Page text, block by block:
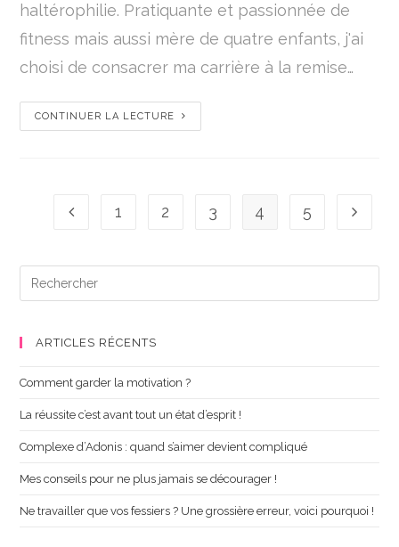
haltérophilie. Pratiquante et passionnée de
fitness mais aussi mère de quatre enfants, j'ai
choisi de consacrer ma carrière à la remise…
CONTINUER LA LECTURE
1 2 3 4 5
ARTICLES RÉCENTS
Comment garder la motivation ?
La réussite c’est avant tout un état d’esprit !
Complexe d’Adonis : quand s’aimer devient compliqué
Mes conseils pour ne plus jamais se décourager !
Ne travailler que vos fessiers ? Une grossière erreur, voici pourquoi !